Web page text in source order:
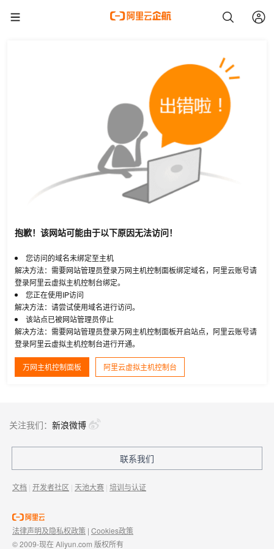
抱歉！该网站可能由于以下原因无法访问！
您访问的域名未绑定至主机
解决方法：需要网站管理员登录万网主机控制面板绑定域名，阿里云账号请
登录阿里云虚拟主机控制台绑定。
您正在使用IP访问
解决方法：请尝试使用域名进行访问。
该站点已被网站管理员停止
解决方法：需要网站管理员登录万网主机控制面板开启站点，阿里云账号请
登录阿里云虚拟主机控制台进行开通。
万网主机控制面板 阿里云虚拟主机控制台